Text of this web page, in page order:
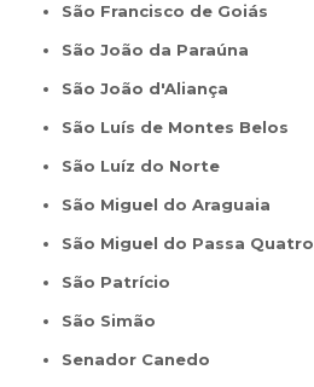
São Francisco de Goiás
São João da Paraúna
São João d'Aliança
São Luís de Montes Belos
São Luíz do Norte
São Miguel do Araguaia
São Miguel do Passa Quatro
São Patrício
São Simão
Senador Canedo